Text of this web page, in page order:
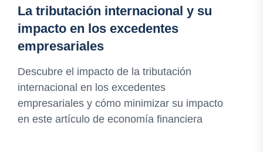
La tributación internacional y su
impacto en los excedentes
empresariales
Descubre el impacto de la tributación
internacional en los excedentes
empresariales y cómo minimizar su impacto
en este artículo de economía financiera